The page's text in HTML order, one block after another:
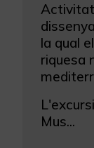
la qual
riquesa
Mus...